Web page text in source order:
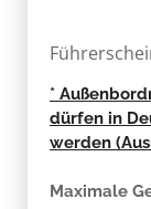
*
dürfen in
werden
Maximale